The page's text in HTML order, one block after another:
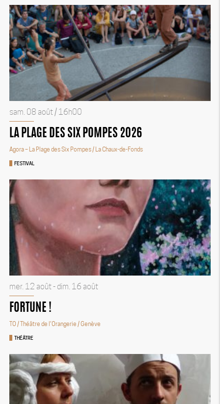
FESTIVAL
sam. 08 août / 16h00
LA PLAGE DES SIX POMPES 2026
Agora – La Plage des Six Pompes/ La Chaux-de-Fonds
THÉÂTRE
mer. 12 août - dim. 16 août
FORTUNE !
TO / Théâtre de l’Orangerie / Genève